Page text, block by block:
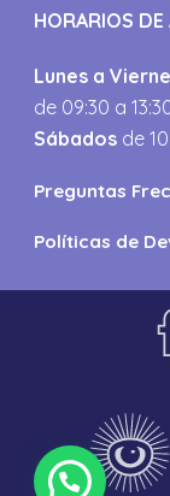
HORARIOS DE
Lunes a
de 09:30 a
Sábados de
Preguntas
Políticas de